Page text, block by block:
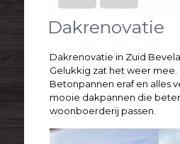
Dakrenovatie
Dakrenovatie in Zuid
Gelukkig zat het weer mee.
Betonpannen eraf en alles
mooie dakpannen die
woonboerderij passen.